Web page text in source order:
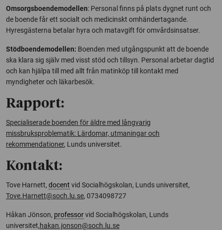
Omsorgsboendemodellen: Personal finns på plats dygnet runt och
de boende får ett socialt och medicinskt omhändertagande.
Hyresgästerna betalar hyra och matavgift för omvårdsinsatser.
Stödboendemodellen: Boenden med utgångspunkt att de boende
ska klara sig själv med visst stöd och tillsyn. Personal arbetar dagtid
och kan hjälpa till med allt från matinköp till kontakt med
myndigheter och läkarbesök.
Rapport:
Specialiserade boenden för äldre med långvarig
missbruksproblematik: Lärdomar, utmaningar och
rekommendationer, Lunds universitet.
Kontakt:
Tove Harnett, docent vid Socialhögskolan, Lunds universitet,
Tove.Harnett@soch.lu.se, 0734098727
Håkan Jönson, professorvid Socialhögskolan, Lunds
universitet,hakan.jonson@soch.lu.se